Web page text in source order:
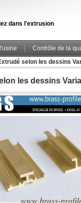
dans l'extrusion
Contrôle de la
selon les dessins
les dessins